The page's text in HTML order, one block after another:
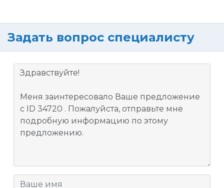
Задать вопрос специалисту